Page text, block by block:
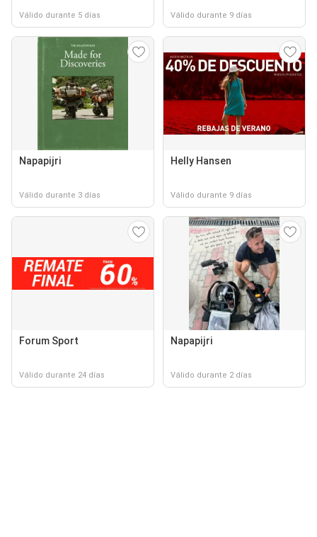
Válido durante 5 días Válido durante 9 días
Napapijri
Válido durante 3 días
Helly Hansen
Válido durante 9 días
Forum Sport
Válido durante 24 días
Napapijri
Válido durante 2 días